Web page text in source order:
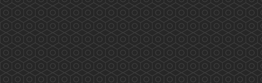
PSHK Practical Flu and Seasonal Vaccinations
Training Workshop
PSHK Practical Flu and Seasonal Vaccinations
Training Workshop (14 Nov 2018) PSHK will
offer you Face-to-Face training/workshop on
vaccination technique. The instructor is Mr. Alex
Leung, FRS...
More